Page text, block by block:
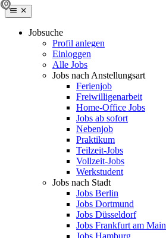
Jobsuche
Profil anlegen
Einloggen
Alle Jobs
Jobs nach Anstellungsart
Ferienjob
Freiwilligenarbeit
Home-Office Jobs
Jobs ab sofort
Nebenjob
Praktikum
Teilzeit-Jobs
Vollzeit-Jobs
Werkstudent
Jobs nach Stadt
Jobs Berlin
Jobs Dortmund
Jobs Düsseldorf
Jobs Frankfurt am Main
Jobs Hamburg